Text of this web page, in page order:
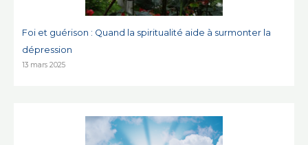
Foi et guérison : Quand la spiritualité aide à surmonter la
dépression
13 mars 2025